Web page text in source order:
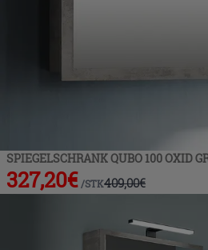
SPIEGELSCHRANK QUBO 100 OXID
327,20€ /STK409,00€